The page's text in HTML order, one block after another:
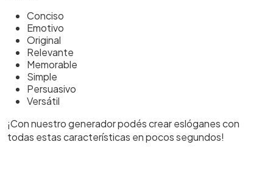
Conciso
Emotivo
Original
Relevante
Memorable
Simple
Persuasivo
Versátil
¡Con nuestro generador podés crear eslóganes con
todas estas características en pocos segundos!